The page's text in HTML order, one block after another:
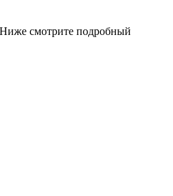
Ниже смотрите подробный